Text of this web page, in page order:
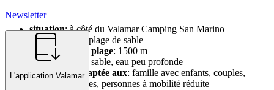
situation: à côté du Valamar Camping San Marino
type de plage
: plage de sable
longueur de la plage: 1500 m
entrée en mer
: sable, eau peu profonde
la plage est adaptée aux: famille avec enfants, couples,
personnes actives, personnes à mobilité réduite
Newsletter
L'application Valamar